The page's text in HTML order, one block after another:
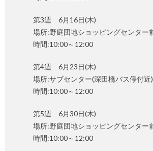
第3週 6月16日(木)
場所:野庭団地ショッピングセンター
時間:10:00～12:00
第4週 6月23日(木)
場所:サブセンター(深田橋バス停付近)
時間:10:00～12:00
第5週 6月30日(木)
場所:野庭団地ショッピングセンター
時間:10:00～12:00